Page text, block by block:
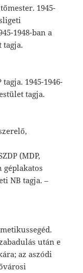
1945-
ligeti
1948-bana
tagja.
tagja. 1945-1946-
tagja.
(MDP,
géplakatos
NBtagja.–
segéd.
utáne
azaszódi